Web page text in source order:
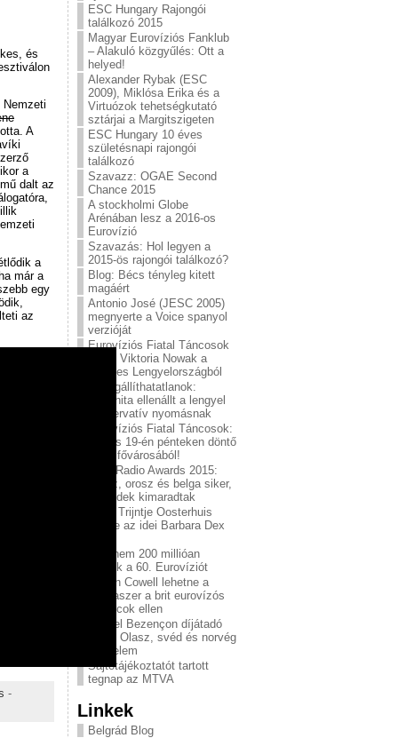
és
A
a
dalt az
a
már a
egy
az
-
ESC Hungary Rajongói
találkozó 2015
Magyar Eurovíziós Fanklub
– Alakuló közgyűlés: Ott a
helyed!
Alexander Rybak (ESC
2009), Miklósa Erika és a
Virtuózok tehetségkutató
sztárjai a Margitszigeten
ESC Hungary 10 éves
születésnapi rajongói
találkozó
Szavazz: OGAE Second
Chance 2015
A stockholmi Globe
Arénában lesz a 2016-os
Eurovízió
Szavazás: Hol legyen a
2015-ös rajongói találkozó?
Blog: Bécs tényleg kitett
magáért
Antonio José (JESC 2005)
megnyerte a Voice spanyol
verzióját
Eurovíziós Fiatal Táncosok
2015: Viktoria Nowak a
győztes Lengyelországból
A megállíthatatlanok:
Conchita ellenállt a lengyel
konzervatív nyomásnak
Eurovíziós Fiatal Táncosok:
Június 19-én pénteken döntő
a sör fővárosából!
ESC Radio Awards 2015:
Olasz, orosz és belga siker,
a svédek kimaradtak
Blog: Trijntje Oosterhuis
nyerte az idei Barbara Dex
Majdnem 200 millióan
nézték a 60. Eurovíziót
Simon Cowell lehetne a
csodaszer a brit eurovízós
kudarcok ellen
Marcel Bezençon díjátadó
2015: Olasz, svéd és norvég
győzelem
Sajtótájékoztatót tartott
tegnap az MTVA
Linkek
Belgrád Blog